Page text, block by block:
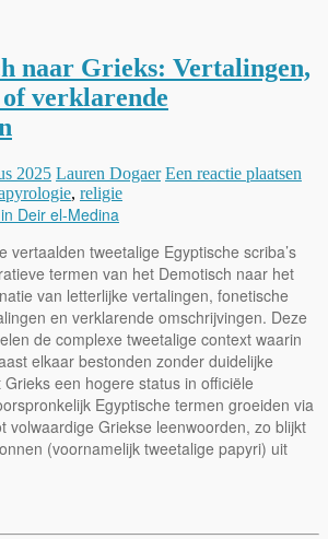
naar Grieks: Vertalingen,
verklarende
2025 Lauren Dogaer Een reactie plaatsen
, religie
vertaalden tweetalige Egyptische scriba’s
termen van het Demotisch naar het
van letterlijke vertalingen, fonetische
en verklarende omschrijvingen. Deze
de complexe tweetalige context waarin
elkaar bestonden zonder duidelijke
een hogere status in officiële
Egyptische termen groeiden via
volwaardige Griekse leenwoorden, zo blijkt
(voornamelijk tweetalige papyri) uit